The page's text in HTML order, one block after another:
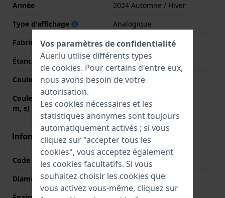
Année
2024 Automne / Hiver
Type d'affichage
Analogique
Fabriqué en Suisse
Non
Étanchéité
5 Bar (douche)
Couleur du cadran
Bleu
Couleurs des aiguilles (h,
m, s)
Informations boîtier
Code boîtier
3357
Diamètre
33 mm
Vos paramètres de confidentialité
Auer.lu utilise différents types
de cookies. Pour certains d'entre eux,
nous avons besoin de votre
autorisation.
Les cookies nécessaires et les
statistiques anonymes sont toujours
automatiquement activés ; si vous
cliquez sur "accepter tous les
cookies", vous acceptez également
les cookies facultatifs. Si vous
souhaitez choisir les cookies que
vous activez vous-même, cliquez sur